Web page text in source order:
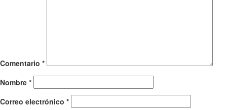
Comentario *
Nombre *
Correo electrónico *